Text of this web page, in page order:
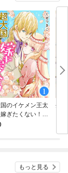
のイケメン王太
ぎたくない！！
生
パ
もっと見る